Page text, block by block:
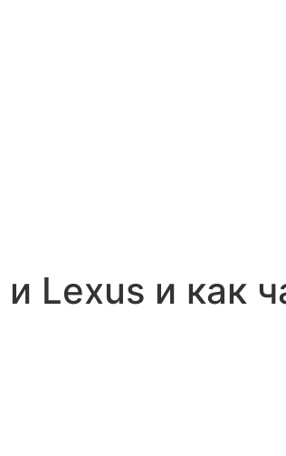
Lexus и как